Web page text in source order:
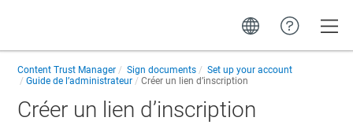
Content Trust Manager Sign documents
Set up your account
Guide de l’administrateur
Créer un lien d’inscription
Créer un lien d’inscription